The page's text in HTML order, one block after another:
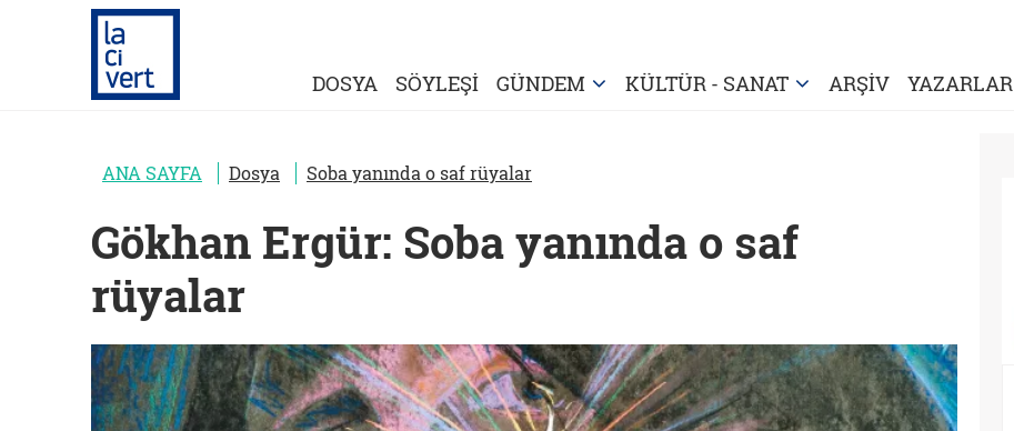
DOSYA SÖYLEŞİ GÜNDEM KÜLTÜR - SANAT ARŞİV YAZARLAR
ANA SAYFA Dosya Soba yanında o saf rüyalar
Gökhan Ergür: Soba yanında o saf
rüyalar